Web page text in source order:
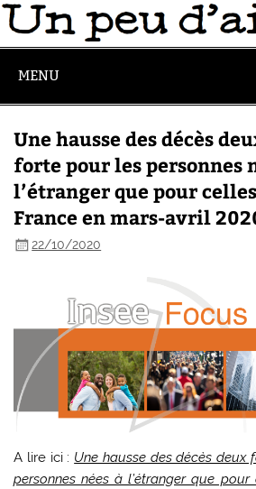
MENU
Une hausse des décès
forte pour les personnes
l’étranger que pour
France en mars-avril
22/10/2020
A lire ici : Une hausse des décès
personnes nées à l’étranger que pour